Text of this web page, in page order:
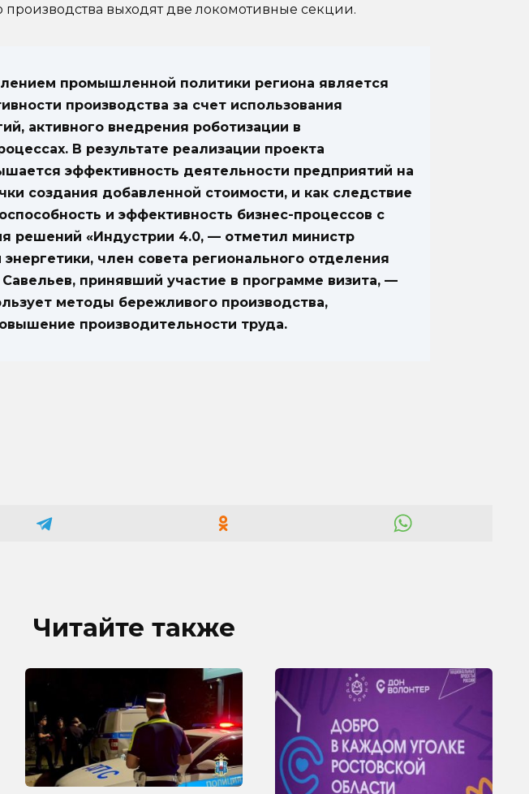
производства выходят две локомотивные секции.
промышленной политики региона является
производства за счет использования
активного внедрения роботизации в
В результате реализации проекта
эффективность деятельности предприятий на
создания добавленной стоимости, и как следствие
и эффективность бизнес-процессов с
решений «Индустрии 4.0, — отметил министр
член совета регионального отделения
принявший участие в программе визита, —
методы бережливого производства,
производительности труда.
Читайте также